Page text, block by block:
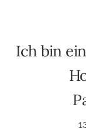
Ich bin